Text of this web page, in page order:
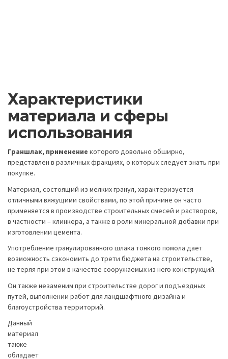
Характеристики
материала и сферы
использования
Граншлак, применение которого довольно обширно,
представлен в различных фракциях, о которых следует знать при
покупке.
Материал, состоящий из мелких гранул, характеризуется
отличными вяжущими свойствами, по этой причине он часто
применяется в производстве строительных смесей и растворов,
в частности – клинкера, а также в роли минеральной добавки при
изготовлении цемента.
Употребление гранулированного шлака тонкого помола дает
возможность сэкономить до трети бюджета на строительстве,
не теряя при этом в качестве сооружаемых из него конструкций.
Он также незаменим при строительстве дорог и подъездных
путей, выполнении работ для ландшафтного дизайна и
благоустройства территорий.
Данный
материал
также
обладает